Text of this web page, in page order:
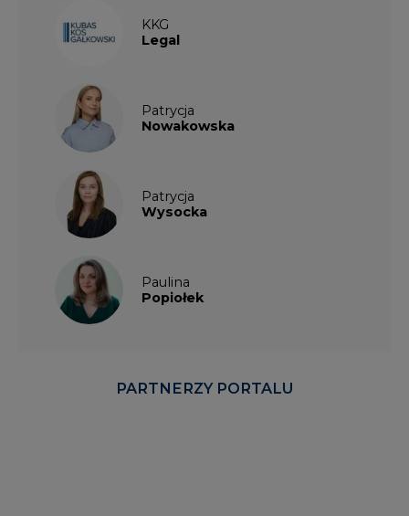
KKG
Legal
Patrycja
Nowakowska
Patrycja
Wysocka
Paulina
Popiołek
PARTNERZY PORTALU